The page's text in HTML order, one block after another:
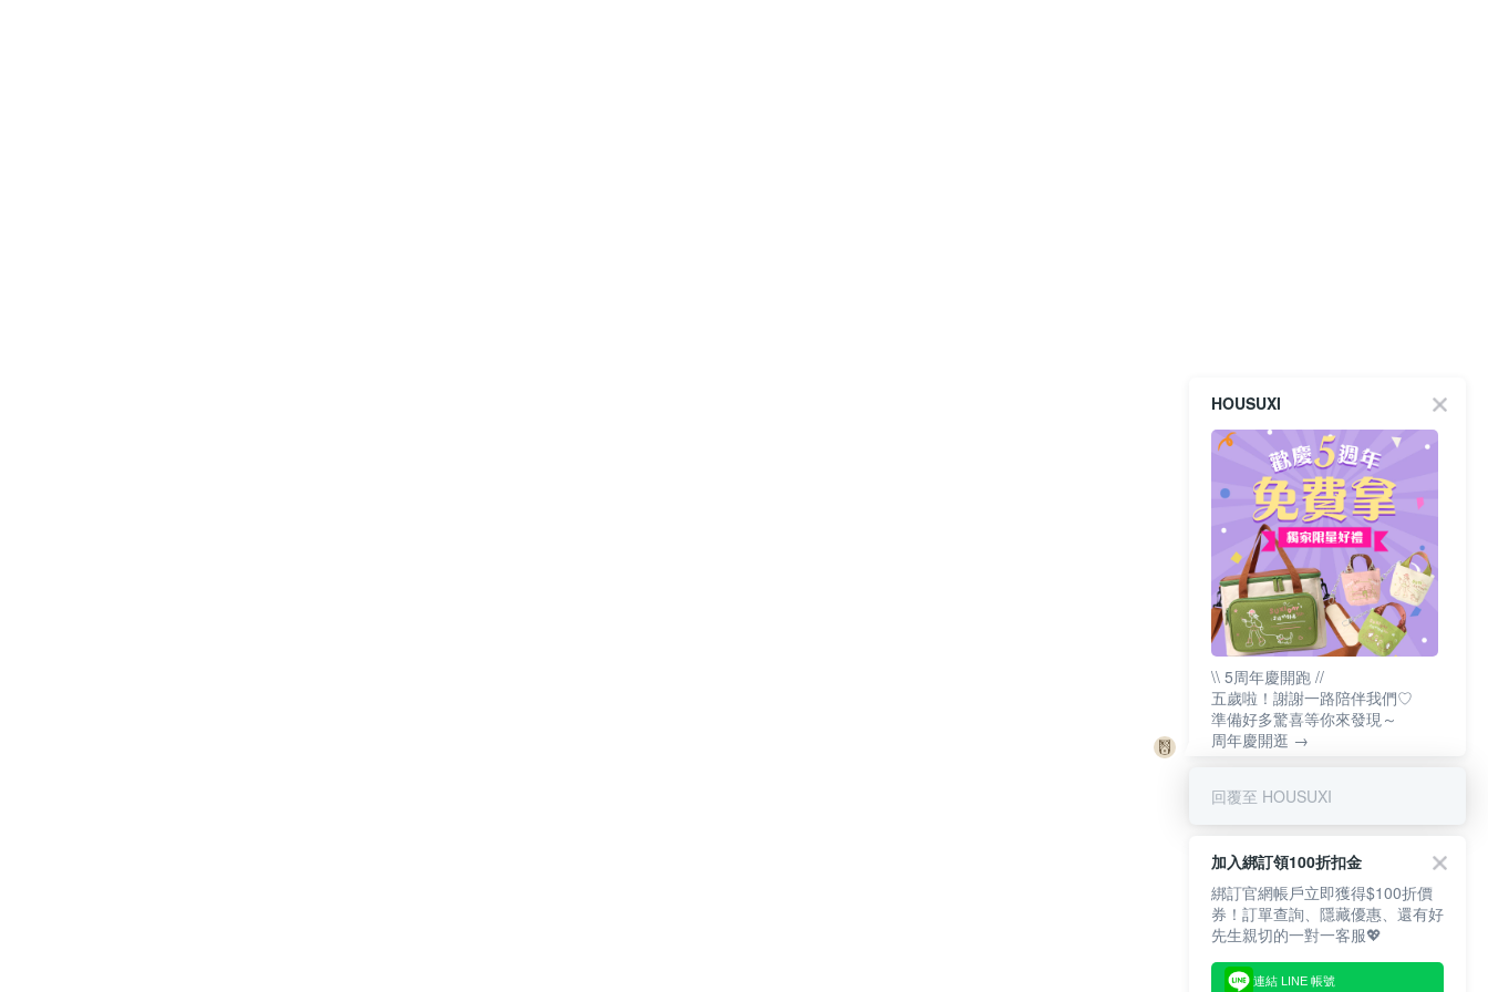
HOUSUXI
\\ 5周年慶開跑 //
五歲啦！謝謝一路陪伴我們♡
準備好多驚喜等你來發現～
周年慶開逛 →
回覆至 HOUSUXI
加入綁訂領100折扣金
綁訂官網帳戶立即獲得$100折價
券！訂單查詢、隱藏優惠、還有好
先生親切的一對一客服💖
連結 LINE 帳號